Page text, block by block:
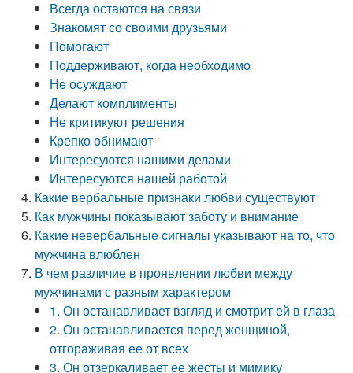
Всегда остаются на связи
Знакомят со своими друзьями
Помогают
Поддерживают, когда необходимо
Не осуждают
Делают комплименты
Не критикуют решения
Крепко обнимают
Интересуются нашими делами
Интересуются нашей работой
Какие вербальные признаки любви существуют
Как мужчины показывают заботу и внимание
Какие невербальные сигналы указывают на то, что
мужчина влюблен
В чем различие в проявлении любви между
мужчинами с разным характером
1. Он останавливает взгляд и смотрит ей в глаза
2. Он останавливается перед женщиной,
отгораживая ее от всех
3. Он отзеркаливает ее жесты и мимику